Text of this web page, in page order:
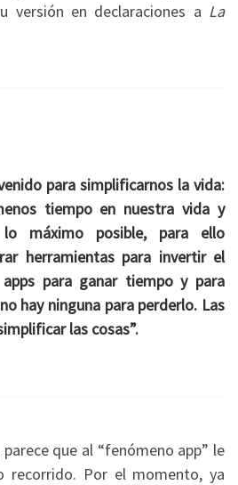
versión en declaraciones a La
para simplificarnos la vida:
tiempo en nuestra vida y
máximo posible, para ello
herramientas para invertir el
para ganar tiempo y para
hay ninguna para perderlo. Las
las cosas”.
que al “fenómeno app” le
recorrido. Por el momento, ya